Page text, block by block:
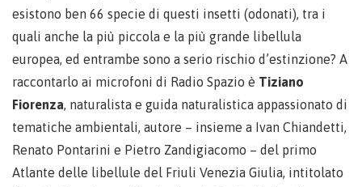
esistono ben 66 specie di questi insetti (odonati), tra i
quali anche la più piccola e la più grande libellula
europea, ed entrambe sono a serio rischio d’estinzione? A
raccontarlo ai microfoni di Radio Spazio è Tiziano
Fiorenza, naturalista e guida naturalistica appassionato di
tematiche ambientali, autore – insieme a Ivan Chiandetti,
Renato Pontarini e Pietro Zandigiacomo – del primo
Atlante delle libellule del Friuli Venezia Giulia, intitolato